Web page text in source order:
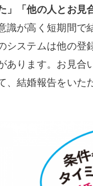
」「他の人とお見
識が高く短期間
システムは他の登
あります。お見
、結婚報告をいた